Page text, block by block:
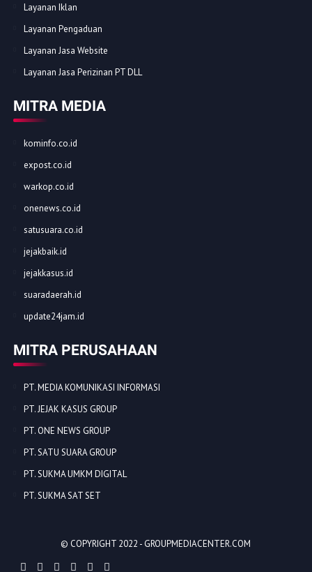
Layanan Iklan
Layanan Pengaduan
Layanan Jasa Website
Layanan Jasa Perizinan PT DLL
MITRA MEDIA
kominfo.co.id
expost.co.id
warkop.co.id
onenews.co.id
satusuara.co.id
jejakbaik.id
jejakkasus.id
suaradaerah.id
update24jam.id
MITRA PERUSAHAAN
PT. MEDIA KOMUNIKASI INFORMASI
PT. JEJAK KASUS GROUP
PT. ONE NEWS GROUP
PT. SATU SUARA GROUP
PT. SUKMA UMKM DIGITAL
PT. SUKMA SAT SET
© COPYRIGHT 2022 - GROUPMEDIACENTER.COM